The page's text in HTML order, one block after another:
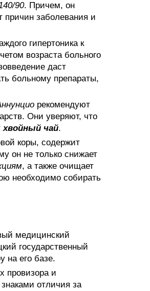
90. Причем, он
причин заболевания и
гипертоника к
возраста больного
даст
больному препараты,
рекомендуют
Они уверяют, что
хвойный чай.
коры, содержит
он не только снижает
, а также очищает
необходимо собирать
медицинский
государственный
на его базе.
провизора и
отличия за